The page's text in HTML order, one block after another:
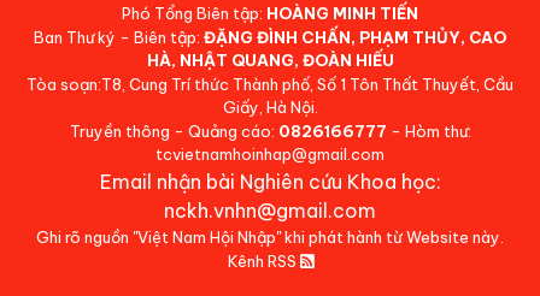
Phó Tổng Biên tập: HOÀNG MINH TIẾN
Ban Thư ký - Biên tập: ĐẶNG ĐÌNH CHẤN, PHẠM THỦY, CAO
HÀ, NHẬT QUANG, ĐOÀN HIẾU
Tòa soạn:T8, Cung Trí thức Thành phố, Số 1 Tôn Thất Thuyết, Cầu
Giấy, Hà Nội.
Truyền thông - Quảng cáo: 0826166777 - Hòm thư:
tcvietnamhoinhap@gmail.com
Email nhận bài Nghiên cứu Khoa học:
nckh.vnhn@gmail.com
Ghi rõ nguồn "Việt Nam Hội Nhập" khi phát hành từ Website này.
Kênh RSS